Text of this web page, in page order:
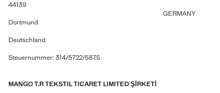
44139
Dortmund
Deutschland
Steuernummer: 314/5722/5875
GERMANY
MANGO T.R TEKSTIL TICARET LIMITED ŞİRKETİ